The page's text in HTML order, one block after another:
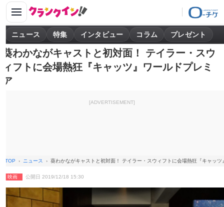
ニュース 特集 インタビュー コラム プレゼント
葵わかながキャストと初対面！ テイラー・スウ
ィフトに会場熱狂『キャッツ』ワールドプレミ
ア
[ADVERTISEMENT]
TOP ニュース 葵わかながキャストと初対面！ テイラー・スウィフトに会場熱狂『キャッツ
映画 公開日 2019/12/18 15:30